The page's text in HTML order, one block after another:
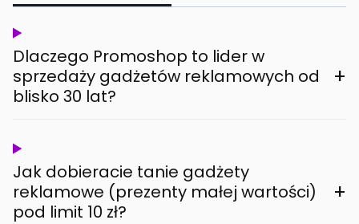
Dlaczego Promoshop to lider w
sprzedaży gadżetów reklamowych od
blisko 30 lat?
+
Jak dobieracie tanie gadżety
reklamowe (prezenty małej wartości)
pod limit 10 zł?
+